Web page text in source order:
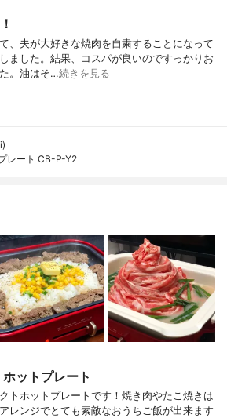
、夫が大好きな焼肉を自粛することになって
ました。結果、コスパが良いのですっかりお
。油はそ…続きを見る
レート CB-P-Y2
ットプレート
トホットプレートです！焼き肉やたこ焼きは
レンジでとても素敵なおうちご飯が出来ます